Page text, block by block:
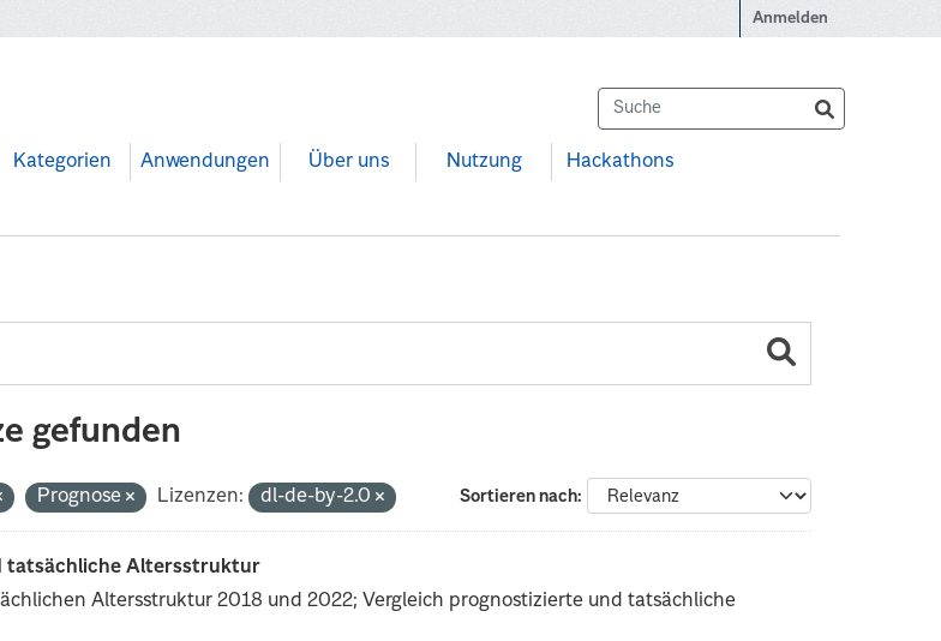
Anmelden
Kategorien Anwendungen Über uns Nutzung Hackathons
gefunden
Sortieren nach
Prognose Lizenzen: dl-de-by-2.0
tatsächliche Altersstruktur
Altersstruktur 2018 und 2022; Vergleich prognostizierte und tatsächliche